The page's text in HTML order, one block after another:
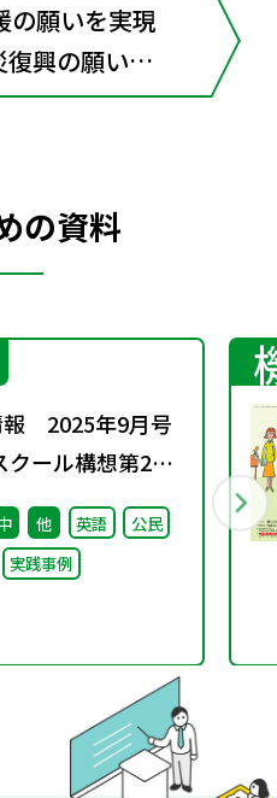
の願いを実現
興の願いを
選択）
の資料
報 2025年9月号
クール構想第2期
て ①
他 英語
公民
実践事例